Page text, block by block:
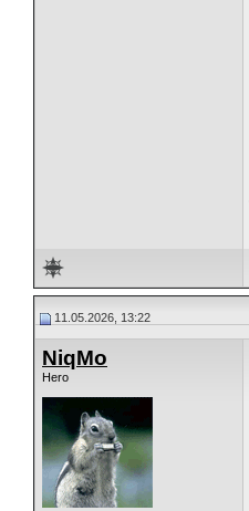
11.05.2026, 13:22
NiqMo
Hero